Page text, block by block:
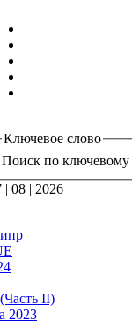
Ключевое слово
Поиск по ключевому
| 08 | 2026
II)
2023